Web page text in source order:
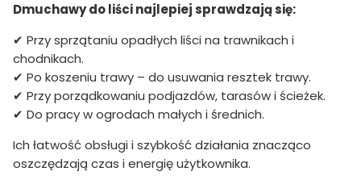
Dmuchawy do liści najlepiej sprawdzają się:
✔ Przy sprzątaniu opadłych liści na trawnikach i
chodnikach.
✔ Po koszeniu trawy – do usuwania resztek trawy.
✔ Przy porządkowaniu podjazdów, tarasów i ścieżek.
✔ Do pracy w ogrodach małych i średnich.
Ich łatwość obsługi i szybkość działania znacząco
oszczędzają czas i energię użytkownika.